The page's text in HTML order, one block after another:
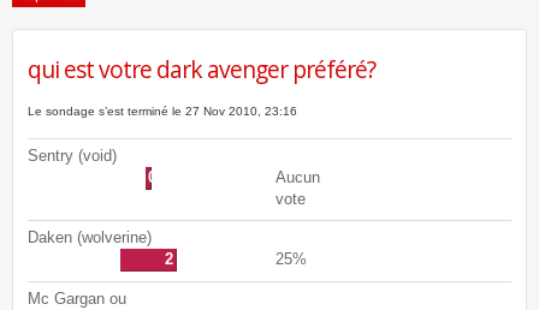
qui est votre dark avenger préféré?
Le sondage s’est terminé le 27 Nov 2010, 23:16
Sentry (void)
0
Aucun
vote
Daken (wolverine)
2
25%
Mc Gargan ou